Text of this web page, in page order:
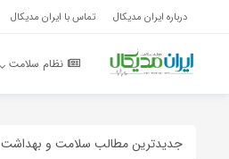
درباره ایران مدیکال تماس با ایران مدیکال
نظام سلامت
جدیدترین مطالب سلامت و بهداشت